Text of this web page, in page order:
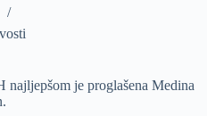
je proglašena Medina